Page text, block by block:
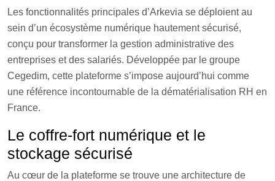
Les fonctionnalités principales d’Arkevia se déploient au
sein d’un écosystème numérique hautement sécurisé,
conçu pour transformer la gestion administrative des
entreprises et des salariés. Développée par le groupe
Cegedim, cette plateforme s’impose aujourd’hui comme
une référence incontournable de la dématérialisation RH en
France.
Le coffre-fort numérique et le
stockage sécurisé
Au cœur de la plateforme se trouve une architecture de